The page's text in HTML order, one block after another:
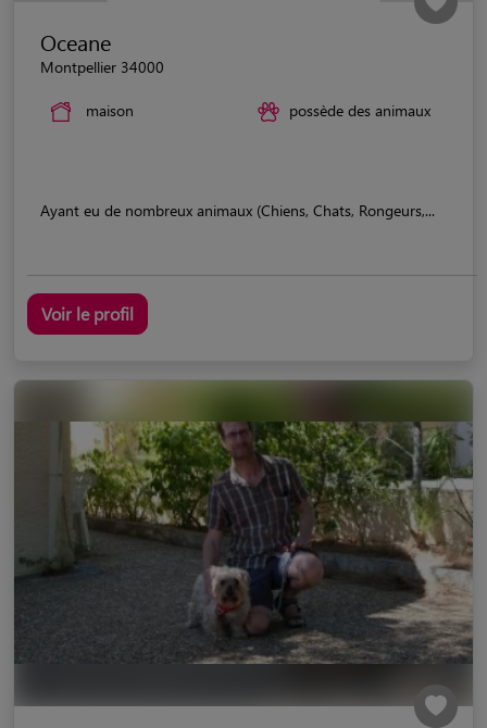
Oceane
Montpellier 34000
maison possède des animaux
Ayant eu de nombreux animaux (Chiens, Chats, Rongeurs,...
Voir le profil